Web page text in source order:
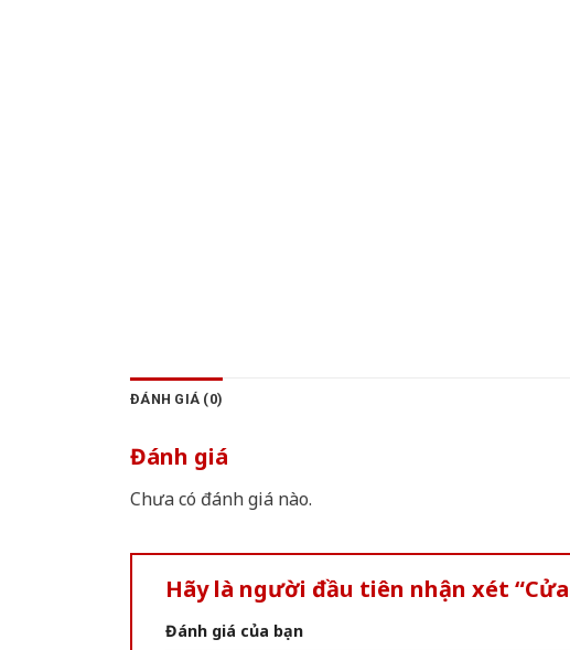
ĐÁNH GIÁ (0)
Đánh giá
Chưa có đánh giá nào.
Hãy là người đầu tiên nhận xét “Cửa
Đánh giá của bạn